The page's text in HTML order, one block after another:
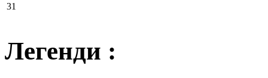
31
Легенди :